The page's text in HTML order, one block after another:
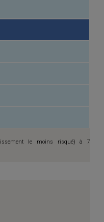
le moins risqué) à 7